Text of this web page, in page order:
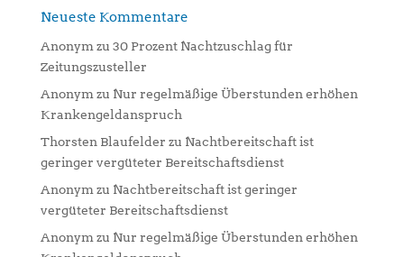
Neueste Kommentare
Anonymzu 30 Prozent Nachtzuschlag für
Zeitungszusteller
Anonymzu Nur regelmäßige Überstunden erhöhen
Krankengeldanspruch
Thorsten Blaufelder zu Nachtbereitschaft ist
geringer vergüteter Bereitschaftsdienst
Anonymzu Nachtbereitschaft ist geringer
vergüteter Bereitschaftsdienst
Anonymzu Nur regelmäßige Überstunden erhöhen